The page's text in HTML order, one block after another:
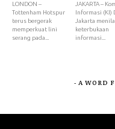
LONDON –
Tottenham Hotspur
terus bergerak
memperkuat lini
serang pada...
JAKARTA –
Informasi (KI)
Jakarta
keterbukaan
informasi...
- A WORD